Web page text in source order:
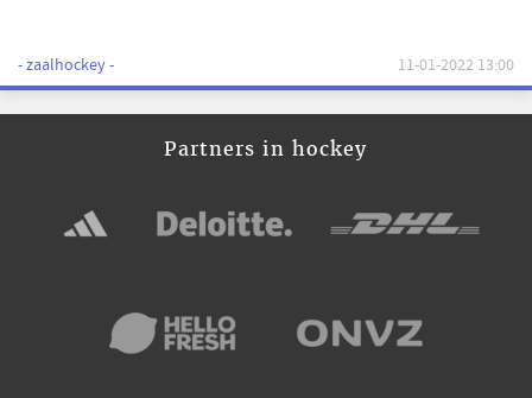
- zaalhockey - 11-01-2022 13:00
Partners in hockey